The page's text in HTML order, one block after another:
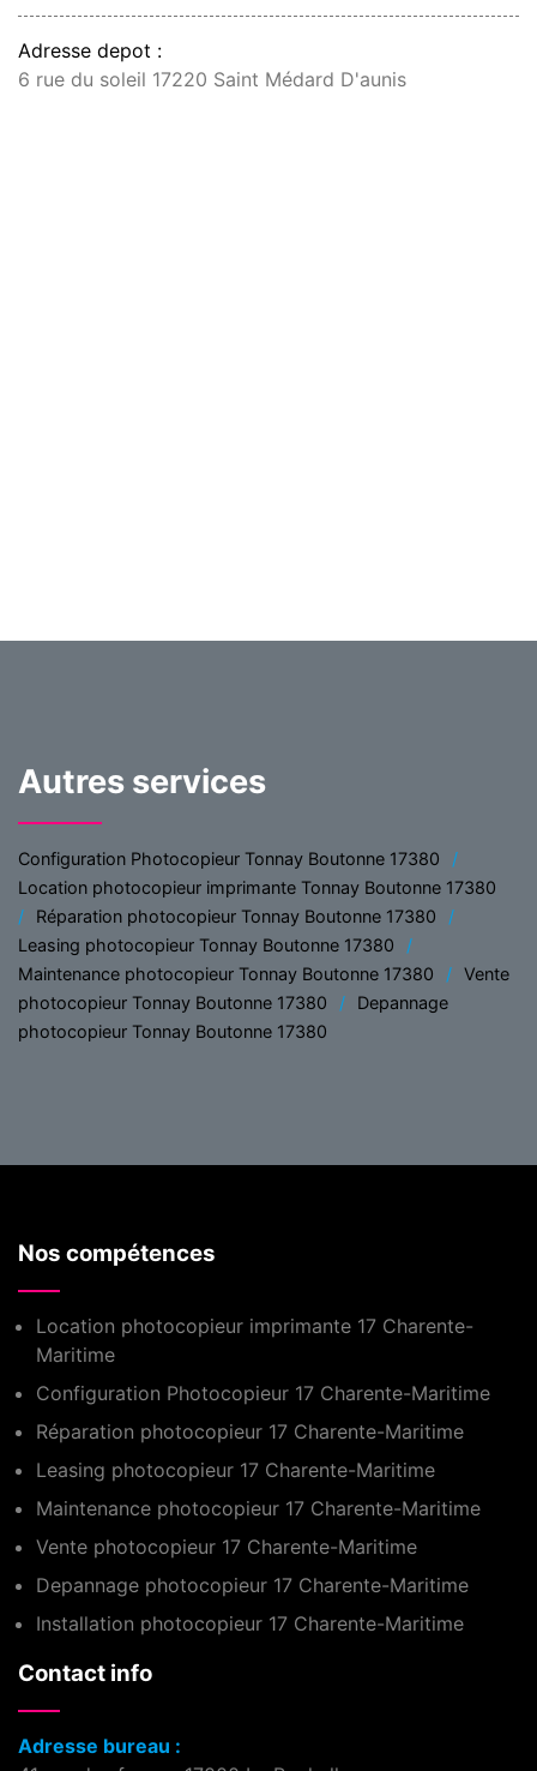
Adresse depot :
6 rue du soleil 17220 Saint Médard D'aunis
Autres services
Configuration Photocopieur Tonnay Boutonne 17380
Location photocopieur imprimante Tonnay Boutonne 17380
Réparation photocopieur Tonnay Boutonne 17380
Leasing photocopieur Tonnay Boutonne 17380
Maintenance photocopieur Tonnay Boutonne 17380
Vente
photocopieur Tonnay Boutonne 17380
Depannage
photocopieur Tonnay Boutonne 17380
Nos compétences
Location photocopieur imprimante 17 Charente-
Maritime
Configuration Photocopieur 17 Charente-Maritime
Réparation photocopieur 17 Charente-Maritime
Leasing photocopieur 17 Charente-Maritime
Maintenance photocopieur 17 Charente-Maritime
Vente photocopieur 17 Charente-Maritime
Depannage photocopieur 17 Charente-Maritime
Installation photocopieur 17 Charente-Maritime
Contact info
Adresse bureau :